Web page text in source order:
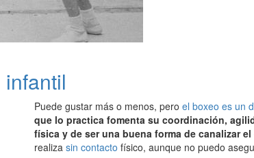
Puede gustar más o menos, pero el boxeo es un
que lo practica fomenta su coordinación,
física y de ser una buena forma de canalizar
realiza sin contacto físico, aunque no puedo